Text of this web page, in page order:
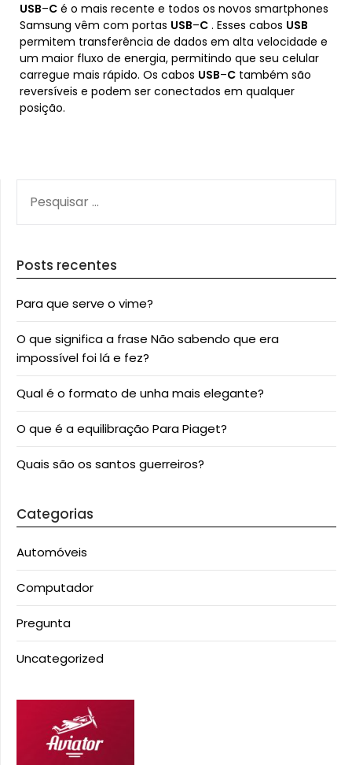
USB–C é o mais recente e todos os novos smartphones
Samsung vêm com portas USB–C . Esses cabos USB
permitem transferência de dados em alta velocidade e
um maior fluxo de energia, permitindo que seu celular
carregue mais rápido. Os cabos USB–C também são
reversíveis e podem ser conectados em qualquer
posição.
POR:
Posts recentes
Para que serve o vime?
O que significa a frase Não sabendo que era
impossível foi lá e fez?
Qual é o formato de unha mais elegante?
O que é a equilibração Para Piaget?
Quais são os santos guerreiros?
Categorias
Automóveis
Computador
Pregunta
Uncategorized